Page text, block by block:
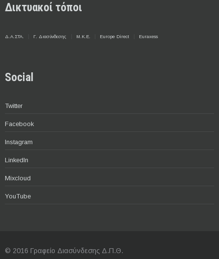
Δικτυακοί τόποι
Δ.Α.ΣΤΑ. Γ. Διασύνδεσης Μ.Κ.Ε. Europe Direct Euraxess
Social
Twitter
Facebook
Instagram
LinkedIn
Mixcloud
YouTube
© 2016 Γραφείο Διασύνδεσης Δ.Π.Θ.